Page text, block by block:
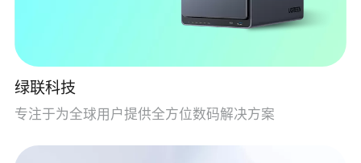
绿联科技
专注于为全球用户提供全方位数码解决方案